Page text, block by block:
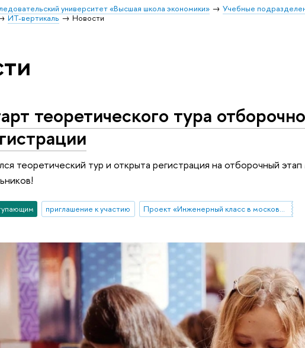
университет «Высшая школа экономики» Учебные
ИТ-вертикаль Новости
теоретического тура
теоретический тур и открыта регистрация на отборочный
приглашение к участию Проект «Инженерный класс в московской школе»